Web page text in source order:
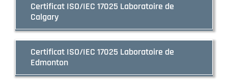
Certificat ISO/IEC 17025 Laboratoire de
Calgary
Certificat ISO/IEC 17025 Laboratoire de
Edmonton